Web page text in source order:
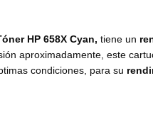
HP 658X Cyan, tiene un
aproximadamente, este
condiciones, para su